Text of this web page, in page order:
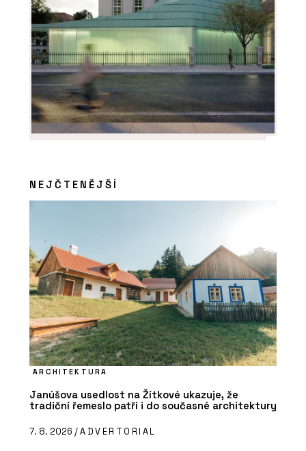
ČLÁNKY
„Stavíme na hraně možností. Parcely
jsou složitější a odborníků ubývá,“ říká
o zakládání staveb Radek Obst z
HINTONu
ČLÁNKY
Ve stavebnictví chybí lidé a
technologie je nenahradí. Ředitelé
HINTON o tom, co dnes hýbe stavbami
NEJČTENĚJŠÍ
ARCHITEKTURA
Janúšova usedlost na Žítkové ukazuje, že
tradiční řemeslo patří i do současné architektury
7. 8. 2026 /ADVERTORIAL